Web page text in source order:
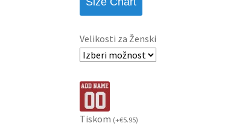
Velikosti za Ženski
Tiskom (+€5.95)